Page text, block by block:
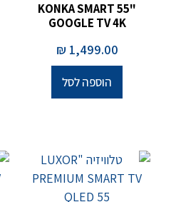
KONKA SMART 55"
GOOGLE TV 4K
1,499.00
₪
הוספה לסל